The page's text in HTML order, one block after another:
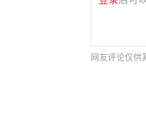
网友评论仅供